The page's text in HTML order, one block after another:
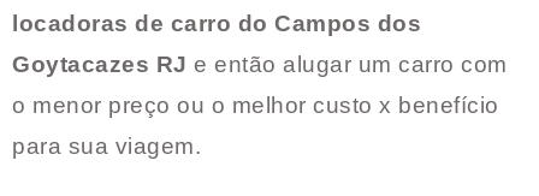
locadoras de carro do Campos dos
Goytacazes RJ e então alugar um carro com
o menor preço ou o melhor custo x benefício
para sua viagem.